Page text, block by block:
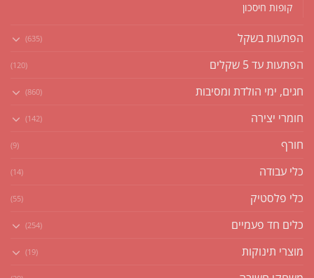
קופות חיסכון
הפתעות בשקל (635)
הפתעות עד 5 שקלים (120)
חגים, ימי הולדת ומסיבות (860)
חומרי יצירה (142)
חורף (9)
כלי עבודה (14)
כלי פלסטיק (55)
כלים חד פעמיים (254)
מוצרי תינוקות (19)